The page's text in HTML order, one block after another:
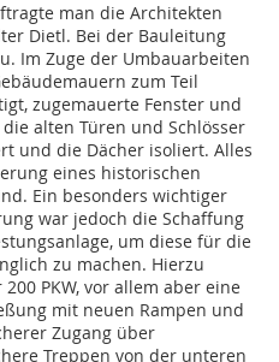
man die Architekten
Dietl. Bei der Bauleitung
Im Zuge der Umbauarbeiten
zum Teil
zugemauerte Fenster und
alten Türen und Schlösser
und die Dächer isoliert. Alles
eines historischen
Ein besonders wichtiger
war jedoch die Schaffung
um diese für die
zu machen. Hierzu
PKW, vor allem aber eine
mit neuen Rampen und
Zugang über
Treppen von der unteren